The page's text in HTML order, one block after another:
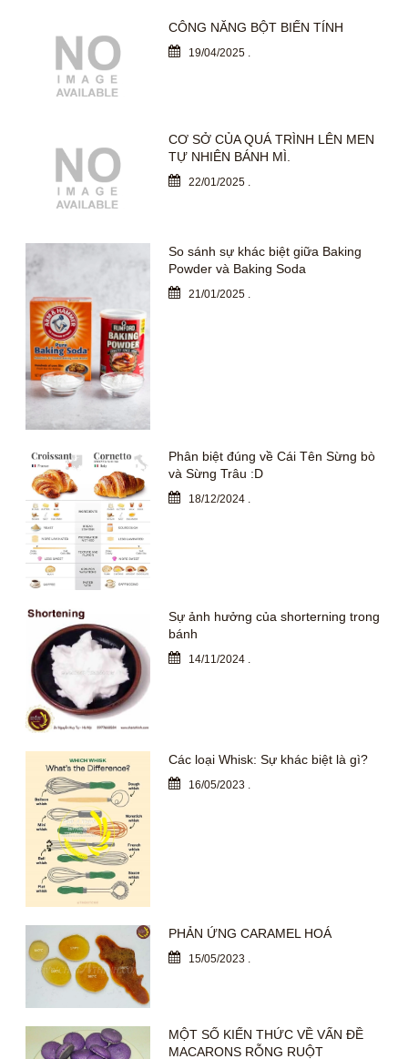
CÔNG NĂNG BỘT BIẾN TÍNH
19/04/2025 .
CƠ SỞ CỦA QUÁ TRÌNH LÊN MEN
TỰ NHIÊN BÁNH MÌ.
22/01/2025 .
So sánh sự khác biệt giữa Baking
Powder và Baking Soda
21/01/2025
Phân biệt đúng về Cái Tên Sừng bò
và Sừng Trâu :D
18/12/2024 .
Sự ảnh hưởng của shorterning trong
bánh
14/11/2024 .
Các loại Whisk: Sự khác biệt là gì?
16/05/2023 .
PHẢN ỨNG CARAMEL HOÁ
15/05/2023 .
MỘT SỐ KIẾN THỨC VỀ VẤN ĐỀ
MACARONS RỖNG RUỘT